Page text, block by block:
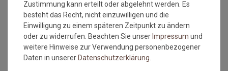
Pflegehinweise des Herstellers.
Wichtiger Hinweis:
Maßtoleranzen von 1-3 % können auftreten und sind völlig
normal. Sonderanfertigungen im Wunschmaß sind vom
Umtausch/Rückgabe ausgeschlossen.
Zustimmung kann erteilt oder abgelehnt werden. Es
besteht das Recht, nicht einzuwilligen und die
Einwilligung zu einem späteren Zeitpunkt zu ändern
oder zu widerrufen. Beachten Sie unser Impressum und
weitere Hinweise zur Verwendung personenbezogener
Daten in unserer Daten­schutz­erklärung